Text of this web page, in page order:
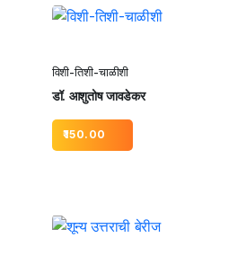
विशी-तिशी-चाळीशी
डॉ. आशुतोष जावडेकर
150.00